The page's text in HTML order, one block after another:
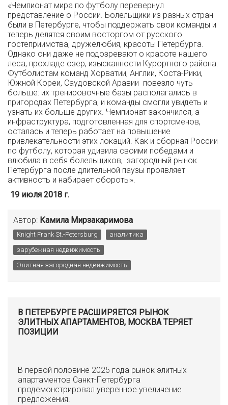
«Чемпионат мира по футболу перевернул
представление о России. Болельщики из разных стран
были в Петербурге, чтобы поддержать свои команды и
теперь делятся своим восторгом от русского
гостеприимства, дружелюбия, красоты Петербурга.
Однако они даже не подозревают о красоте нашего
леса, прохладе озер, изысканности Курортного района.
Футболистам команд Хорватии, Англии, Коста-Рики,
Южной Кореи, Саудовской Аравии повезло чуть
больше: их тренировочные базы располагались в
пригородах Петербурга, и команды смогли увидеть и
узнать их больше других. Чемпионат закончился, а
инфраструктура, подготовленная для спортсменов,
осталась и теперь работает на повышение
привлекательности этих локаций. Как и сборная России
по футболу, которая удивила своими победами и
влюбила в себя болельщиков, загородный рынок
Петербурга после длительной паузы проявляет
активность и набирает обороты».
19 июля 2018 г.
Автор: Камила Мирзакаримова
Knight Frank St.-Petersburg
аналитика
зарубежная недвижимость
Элитная загородная недвижимость
В ПЕТЕРБУРГЕ РАСШИРЯЕТСЯ РЫНОК
ЭЛИТНЫХ АПАРТАМЕНТОВ, МОСКВА ТЕРЯЕТ
ПОЗИЦИИ
В первой половине 2025 года рынок элитных
апартаментов Санкт-Петербурга
продемонстрировал уверенное увеличение
предложения.